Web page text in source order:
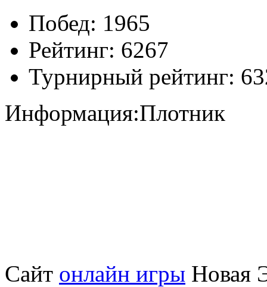
Побед: 1965
Рейтинг: 6267
Турнирный рейтинг:
Информация:Плотник
Сайт онлайн игры Новая